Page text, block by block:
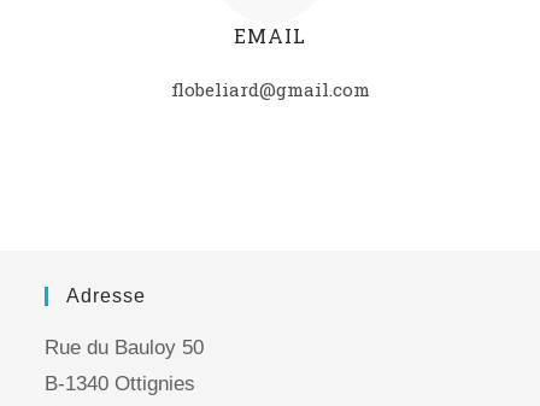
EMAIL
flobeliard@gmail.com
Adresse
Rue du Bauloy 50
B-1340 Ottignies